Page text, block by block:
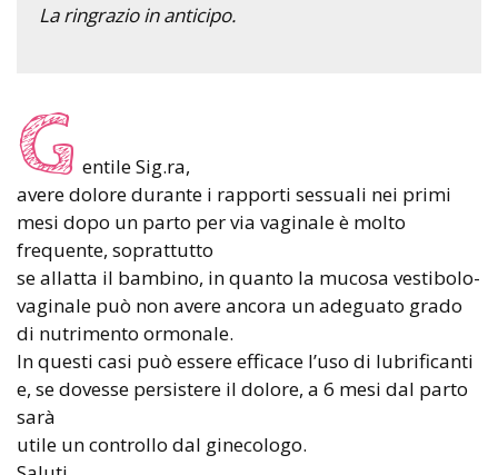
La ringrazio in anticipo.
G entile Sig.ra,
avere dolore durante i rapporti sessuali nei primi
mesi dopo un parto per via vaginale è molto
frequente, soprattutto
se allatta il bambino, in quanto la mucosa vestibolo-
vaginale può non avere ancora un adeguato grado
di nutrimento ormonale.
In questi casi può essere efficace l’uso di lubrificanti
e, se dovesse persistere il dolore, a 6 mesi dal parto
sarà
utile un controllo dal ginecologo.